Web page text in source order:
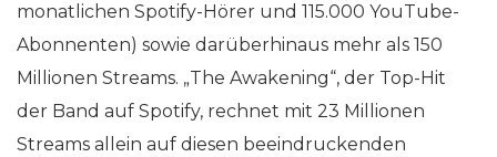
monatlichen Spotify-Hörer und 115.000 YouTube-
Abonnenten) sowie darüberhinaus mehr als 150
Millionen Streams. „The Awakening“, der Top-Hit
der Band auf Spotify, rechnet mit 23 Millionen
Streams allein auf diesen beeindruckenden